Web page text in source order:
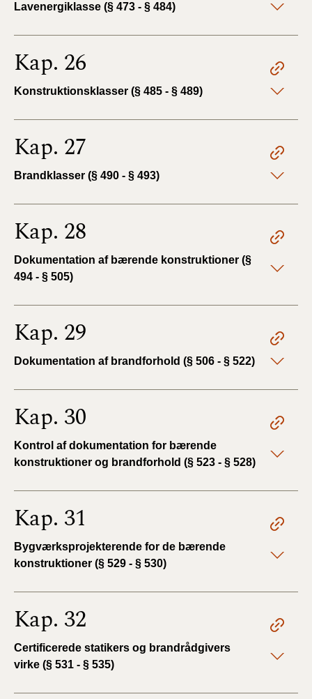
Lavenergiklasse (§ 473 - § 484)
Kap. 26
Konstruktionsklasser (§ 485 - § 489)
Kap. 27
Brandklasser (§ 490 - § 493)
Kap. 28
Dokumentation af bærende konstruktioner (§
494 - § 505)
Kap. 29
Dokumentation af brandforhold (§ 506 - § 522)
Kap. 30
Kontrol af dokumentation for bærende
konstruktioner og brandforhold (§ 523 - § 528)
Kap. 31
Bygværksprojekterende for de bærende
konstruktioner (§ 529 - § 530)
Kap. 32
Certificerede statikers og brandrådgivers
virke (§ 531 - § 535)